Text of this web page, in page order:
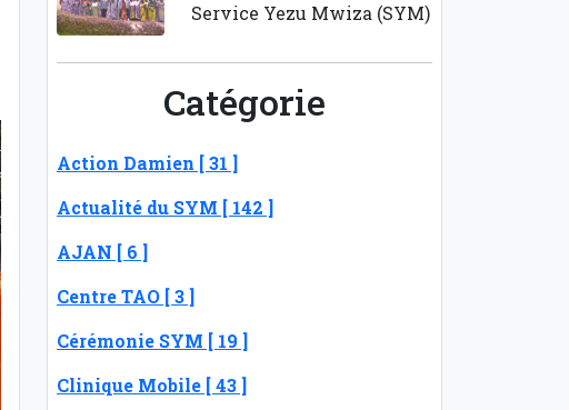
Service Yezu Mwiza (SYM)
Catégorie
Action Damien [ 31 ]
Actualité du SYM [ 142 ]
AJAN [ 6 ]
Centre TAO [ 3 ]
Cérémonie SYM [ 19 ]
Clinique Mobile [ 43 ]